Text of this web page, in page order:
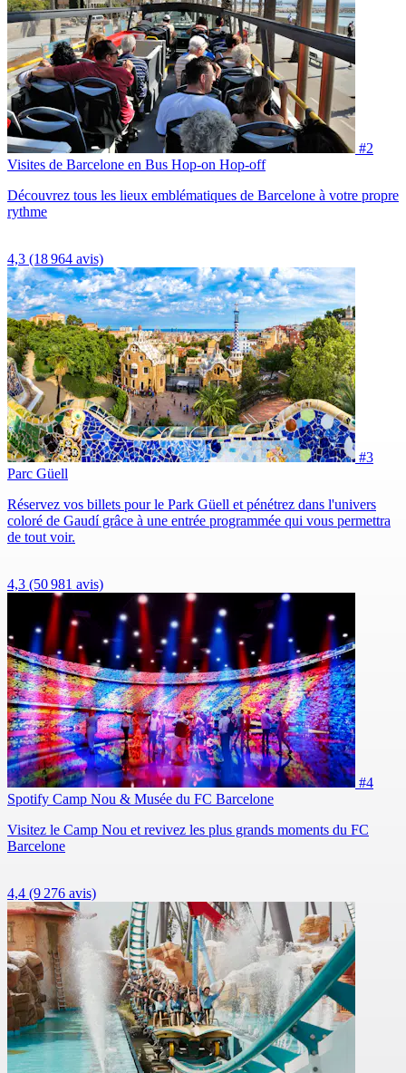
#2
Visites de Barcelone en Bus Hop-on Hop-off
Découvrez tous les lieux emblématiques de Barcelone à votre propre
rythme
4,3 (18 964 avis)
#3
Parc Güell
Réservez vos billets pour le Park Güell et pénétrez dans l'univers
coloré de Gaudí grâce à une entrée programmée qui vous permettra
de tout voir.
4,3 (50 981 avis)
#4
Spotify Camp Nou & Musée du FC Barcelone
Visitez le Camp Nou et revivez les plus grands moments du FC
Barcelone
4,4 (9 276 avis)